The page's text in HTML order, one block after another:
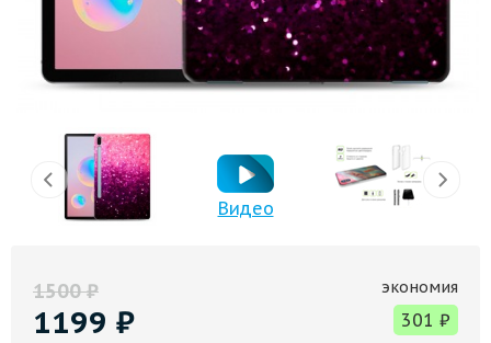
Видео
1500₽
1199 ₽
экономия
301 ₽